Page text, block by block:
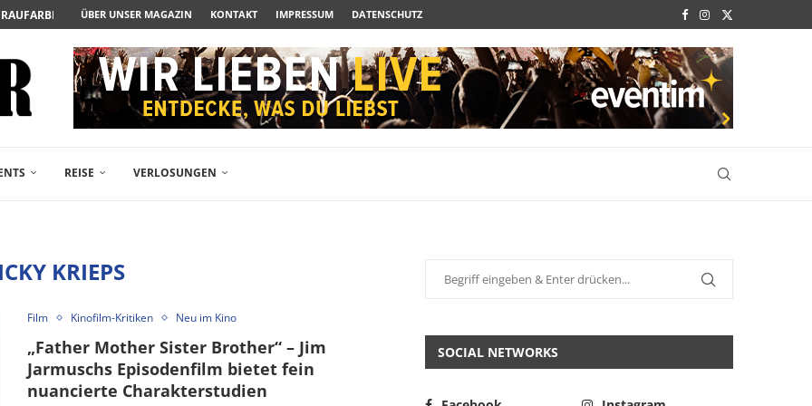
DER BESONDEREN ART
ZUM ALBTRAUM WIRD
FREIKARTEN- UND...
ACTION-BLOCKBUSTER...
POLARSTERN...
JETZT AUF DVD...
ROMCOM AUS 1963...
ÜBER UNSER MAGAZIN KONTAKT IMPRESSUM DATENSCHUTZ
REISE VERLOSUNGEN
KRIEPS
Film Kinofilm-Kritiken Neu im Kino
„Father Mother Sister Brother“ – Jim
Jarmuschs Episodenfilm bietet fein
nuancierte Charakterstudien
SOCIAL NETWORKS